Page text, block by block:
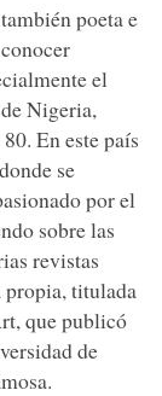
poeta e
el
Nigeria,
En este país
se
por el
sobre las
revistas
propia, titulada
que publicó
de